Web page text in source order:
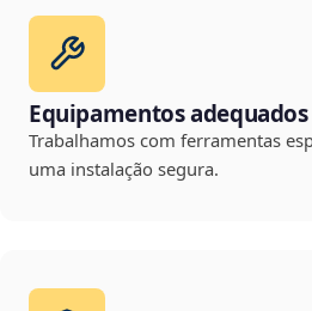
Equipamentos adequados
Trabalhamos com ferramentas
uma instalação segura.